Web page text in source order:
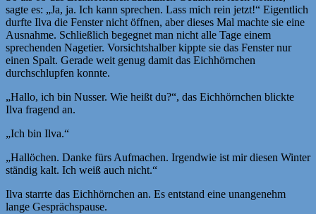
sagte es: „Ja, ja. Ich kann sprechen. Lass mich rein jetzt!“ Eigentlich
durfte Ilva die Fenster nicht öffnen, aber dieses Mal machte sie eine
Ausnahme. Schließlich begegnet man nicht alle Tage einem
sprechenden Nagetier. Vorsichtshalber kippte sie das Fenster nur
einen Spalt. Gerade weit genug damit das Eichhörnchen
durchschlupfen konnte.
„Hallo, ich bin Nusser. Wie heißt du?“, das Eichhörnchen blickte
Ilva fragend an.
„Ich bin Ilva.“
„Hallöchen. Danke fürs Aufmachen. Irgendwie ist mir diesen Winter
ständig kalt. Ich weiß auch nicht.“
Ilva starrte das Eichhörnchen an. Es entstand eine unangenehm
lange Gesprächspause.